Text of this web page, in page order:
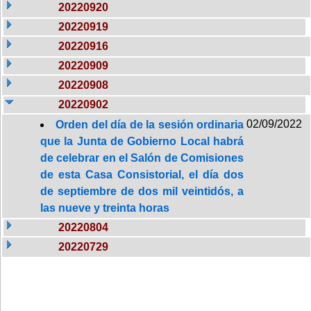
20220920
20220919
20220916
20220909
20220908
20220902
Orden del día de la sesión ordinaria
que la Junta de Gobierno Local habrá
de celebrar en el Salón de Comisiones
de esta Casa Consistorial, el día dos
de septiembre de dos mil veintidós, a
las nueve y treinta horas
02/09/2022
20220804
20220729